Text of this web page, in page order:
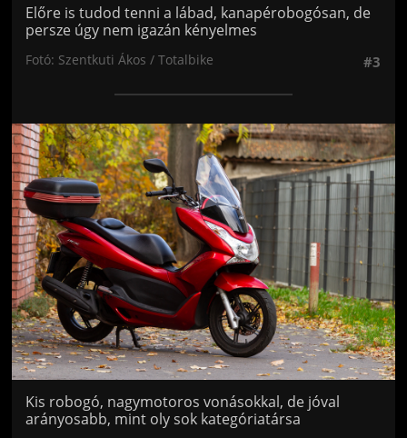
Előre is tudod tenni a lábad, kanapérobogósan, de
persze úgy nem igazán kényelmes
Fotó: Szentkuti Ákos / Totalbike #3
Jön még kép!
Kis robogó, nagymotoros vonásokkal, de jóval
arányosabb, mint oly sok kategóriatársa